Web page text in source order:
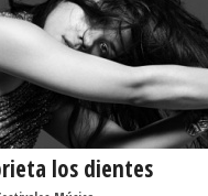
los dientes